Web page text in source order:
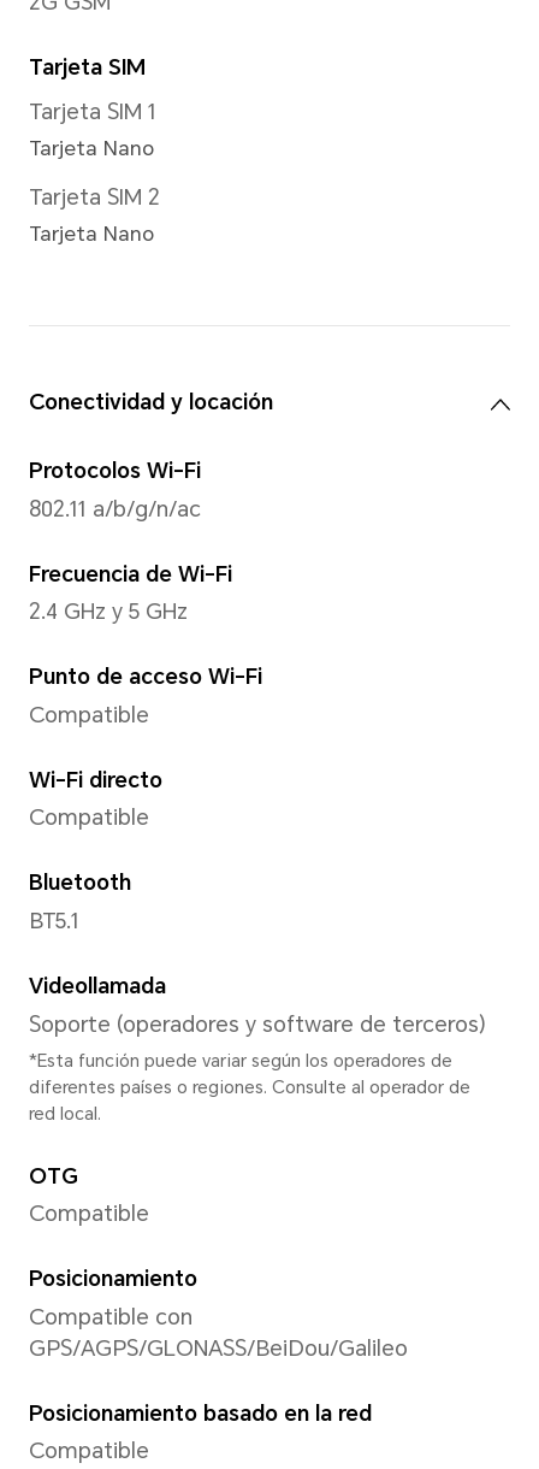
Grabación de videos
Admite grabación de video
Modo de enfoque
Zoom digital de hasta 10x
*Existen ligeras diferencias entre
Resolución de imagen
Admite hasta 12000 x 9000
*La resolución real de la imagen
Resolución de video
Admite hasta 1080 x 1920
*La resolución de video real puede
de disparo.
Linterna trasera
Integrado
Modo de captura
multivideo, PRO, cámara
HDR, time lapse, marca de
HIGH-RES, historia,
capturar sonrisas, etc.